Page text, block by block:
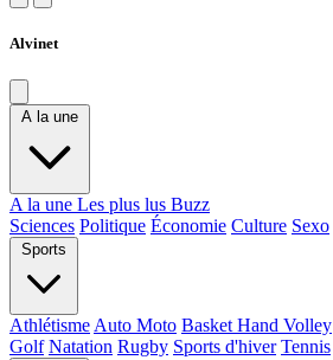
Alvinet
A la une
A la une Les plus lus Buzz
Sciences Politique Économie Culture Sexo
Sports
Athlétisme Auto Moto Basket Hand Volley
Golf Natation Rugby Sports d'hiver Tennis